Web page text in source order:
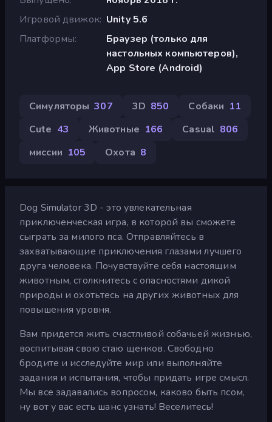
Игровой движок Unity 5.6
Платформы
Браузер (только для
настольных компьютеров),
App Store (Android)
Симуляторы 307 3D 850 Собаки 11
Cute 43 Животные 166 Casual 806
миссии 105 Охота 8
Dog Simulator 3D - это увлекательная
приключенческая игра, в которой вы сможете
сыграть за милого пса. Отправляйтесь в
захватывающие приключения глазами лучшего
друга человека. Почувствуйте себя настоящим
животным, столкнитесь с опасностями дикой
природы и охотьтесь на других животных для
повышения уровня.
Вам придется жить счастливой собачьей жизнью,
воспитывая свою стаю щенков. Свободно
бродите и исследуйте мир или выполняйте
задания и испытания, чтобы придать игре смысл.
Мы все задавались вопросом, каково быть псом,
ну вот у вас есть шанс узнать! Веселитесь!